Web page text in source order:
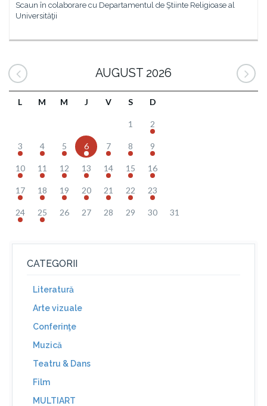
Scaun în colaborare cu Departamentul de Ştiinte Religioase al
Universităţii
AUGUST 2026
L M M J V S D
1 2
3 4 5 6 7 8 9
10 11 12 13 14 15 16
17 18 19 20 21 22 23
24 25 26 27 28 29 30 31
CATEGORII
Literatură
Arte vizuale
Conferinţe
Muzică
Teatru & Dans
Film
MULTIART